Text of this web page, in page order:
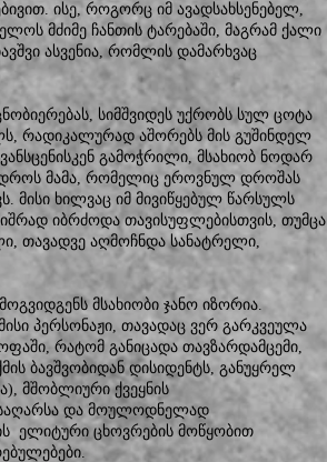
ისე, როგორც იმ ავადსახსენებელ,
მძიმე ჩანთის ტარებაში, მაგრამ ქალი
ასვენია, რომლის დამარხვაც
სიმშვიდეს უქრობს სულ ცოტა
რადიკალურად აშორებს მის გუშინდელ
გამოჭრილი, მსახიობ ნოდარ
მამა, რომელიც ეროვნულ დროშას
მისი ხილვაც იმ მივიწყებულ წარსულს
იბრძოდა თავისუფლებისთვის, თუმცა
თავადვე აღმოჩნდა სანატრელი,
მსახიობი ჯანო იზორია.
პერსონაჟი, თავადაც ვერ გარკვეულა
რატომ განიცადა თავზარდამცემი,
ბავშვობიდან დისიდენტს, განუყრელ
მშობლიური ქვეყნის
და მოულოდნელად
ელიტური ცხოვრების მოწყობით